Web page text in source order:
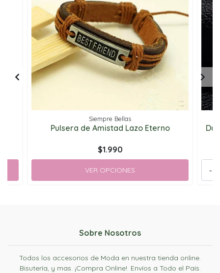
Siempre Bellas
Pulsera de Amistad Lazo Eterno
$1.990
VER OPCIONES -
Sobre Nosotros
Todos los accesorios de Moda en nuestra tienda online.
Bisutería, y mas. ¡Compra Online!. Envíos a Todo el País.